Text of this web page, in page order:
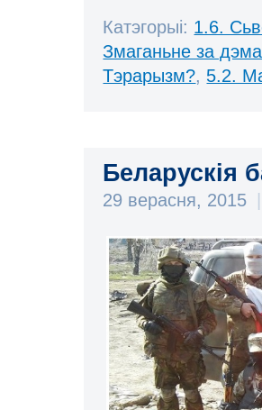
Катэгорыі: 1.6.
Змаганьне за
Тэрарызм?, 5.2.
Беларускія
29 верасня, 2015